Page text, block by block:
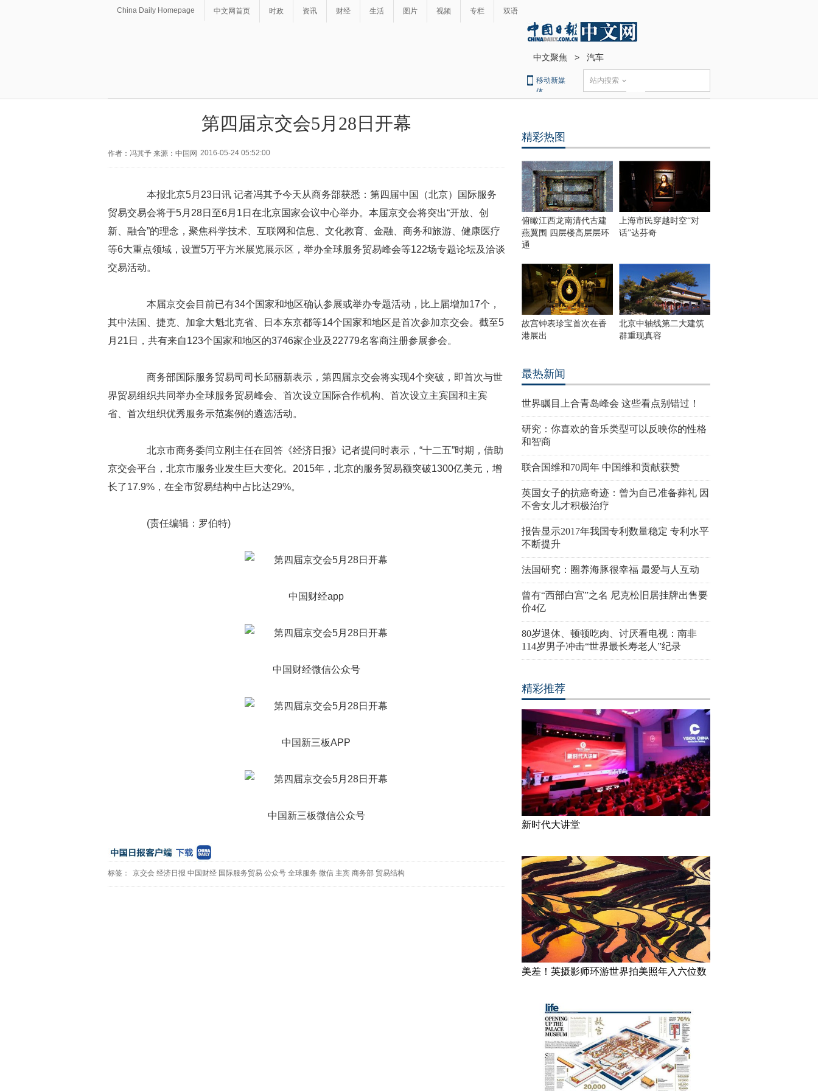
China Daily Homepage 中文网首页 时政 资讯 财经 生活 图片 视频 专栏 双语
中文聚焦 > 汽车
移动新媒
体
站内搜索
第四届京交会5月28日开幕
作者：冯其予 来源：中国网 2016-05-24 05:52:00
本报北京5月23日讯 记者冯其予今天从商务部获悉：第四届中国（北京）国际服务
贸易交易会将于5月28日至6月1日在北京国家会议中心举办。本届京交会将突出“开放、创
新、融合”的理念，聚焦科学技术、互联网和信息、文化教育、金融、商务和旅游、健康医疗
等6大重点领域，设置5万平方米展览展示区，举办全球服务贸易峰会等122场专题论坛及洽谈
交易活动。
本届京交会目前已有34个国家和地区确认参展或举办专题活动，比上届增加17个，
其中法国、捷克、加拿大魁北克省、日本东京都等14个国家和地区是首次参加京交会。截至5
月21日，共有来自123个国家和地区的3746家企业及22779名客商注册参展参会。
商务部国际服务贸易司司长邱丽新表示，第四届京交会将实现4个突破，即首次与世
界贸易组织共同举办全球服务贸易峰会、首次设立国际合作机构、首次设立主宾国和主宾
省、首次组织优秀服务示范案例的遴选活动。
北京市商务委闫立刚主任在回答《经济日报》记者提问时表示，“十二五”时期，借助
京交会平台，北京市服务业发生巨大变化。2015年，北京的服务贸易额突破1300亿美元，增
长了17.9%，在全市贸易结构中占比达29%。
(责任编辑：罗伯特)
中国财经app
中国财经微信公众号
中国新三板APP
中国新三板微信公众号
标签： 京交会 经济日报 中国财经 国际服务贸易 公众号 全球服务 微信 主宾 商务部 贸易结构
精彩热图
俯瞰江西龙南清代古建
燕翼围 四层楼高层层环
通
上海市民穿越时空“对
话”达芬奇
故宫钟表珍宝首次在香
港展出
北京中轴线第二大建筑
群重现真容
最热新闻
世界瞩目上合青岛峰会 这些看点别错过！
研究：你喜欢的音乐类型可以反映你的性格
和智商
联合国维和70周年 中国维和贡献获赞
英国女子的抗癌奇迹：曾为自己准备葬礼 因
不舍女儿才积极治疗
报告显示2017年我国专利数量稳定 专利水平
不断提升
法国研究：圈养海豚很幸福 最爱与人互动
曾有“西部白宫”之名 尼克松旧居挂牌出售要
价4亿
80岁退休、顿顿吃肉、讨厌看电视：南非
114岁男子冲击“世界最长寿老人”纪录
精彩推荐
新时代大讲堂
美差！英摄影师环游世界拍美照年入六位数